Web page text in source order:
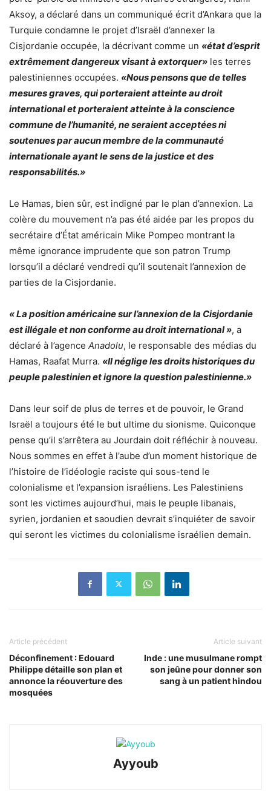
Aksoy, a déclaré dans un communiqué écrit d’Ankara que la
Turquie condamne le projet d’Israël d’annexer la
Cisjordanie occupée, la décrivant comme un «état d’esprit
extrêmement dangereux visant à extorquer» les terres
palestiniennes occupées. «Nous pensons que de telles
mesures graves, qui porteraient atteinte au droit
international et porteraient atteinte à la conscience
commune de l’humanité, ne seraient acceptées ni
soutenues par aucun membre de la communauté
internationale ayant le sens de la justice et des
responsabilités.»
Le Hamas, bien sûr, est indigné par le plan d’annexion. La
colère du mouvement n’a pas été aidée par les propos du
secrétaire d’État américain Mike Pompeo montrant la
même ignorance imprudente que son patron Trump
lorsqu’il a déclaré vendredi qu’il soutenait l’annexion de
parties de la Cisjordanie.
« La position américaine sur l’annexion de la Cisjordanie
est illégale et non conforme au droit international », a
déclaré à l’agence Anadolu, le responsable des médias du
Hamas, Raafat Murra. «Il néglige les droits historiques du
peuple palestinien et ignore la question palestinienne.»
Dans leur soif de plus de terres et de pouvoir, le Grand
Israël a toujours été le but ultime du sionisme. Quiconque
pense qu’il s’arrêtera au Jourdain doit réfléchir à nouveau.
Nous sommes en effet à l’aube d’un moment historique de
l’histoire de l’idéologie raciste qui sous-tend le
colonialisme et l’expansion israéliens. Les Palestiniens
sont les victimes aujourd’hui, mais le peuple libanais,
syrien, jordanien et saoudien devrait s’inquiéter de savoir
qui seront les victimes du colonialisme israélien demain.
Article précédent
Déconfinement : Edouard
Philippe détaille son plan et
annonce la réouverture des
mosquées
Article suivant
Inde : une musulmane rompt
son jeûne pour donner son
sang à un patient hindou
Ayyoub